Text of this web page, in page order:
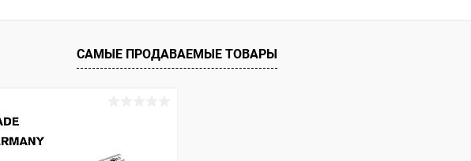
мм
В избранное
Диаметр круга (диска), мм
САМЫЕ ПРОДАВАЕМЫЕ ТОВАРЫ